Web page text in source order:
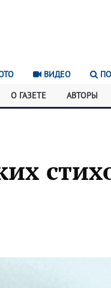
ВИДЕО
О ГАЗЕТЕ АВТОРЫ